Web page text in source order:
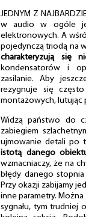
JEDNYM Z
w audio w ogóle
elektronowych. A
pojedynczą triodą na
charakteryzują się
kondensatorów i
zasilanie. Aby
rezygnuje się
montażowych, lutując
Widzą państwo do
zabiegiem
ujmowanie detali po
istotą danego
wzmacniaczy, że na
błędy danego
Przy okazji zabijamy
inne parametry.
sygnału, tym trudniej